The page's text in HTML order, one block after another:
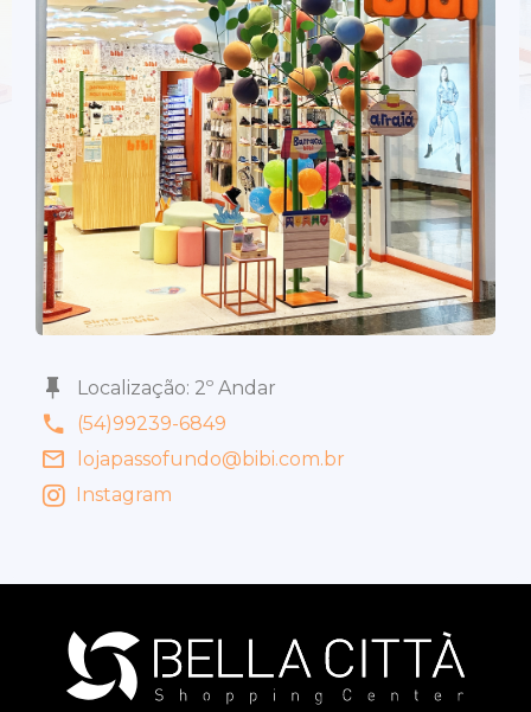
Localização: 2º Andar
(54)99239-6849
lojapassofundo@bibi.com.br
Instagram